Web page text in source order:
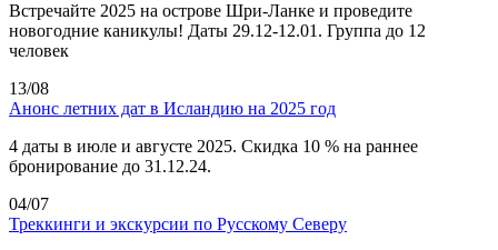
Встречайте 2025 на острове Шри-Ланке и проведите
новогодние каникулы! Даты 29.12-12.01. Группа до 12
человек
13/08
Анонс летних дат в Исландию на 2025 год
4 даты в июле и августе 2025. Скидка 10 % на раннее
бронирование до 31.12.24.
04/07
Треккинги и экскурсии по Русскому Северу